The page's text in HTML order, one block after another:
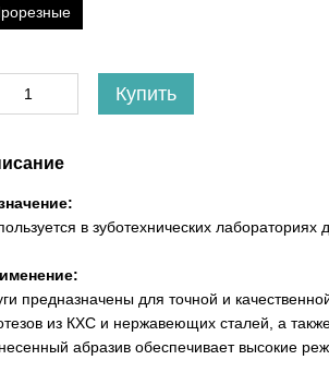
Купить
в зуботехнических
предназначены для точной и
из КХС и нержавеющих сталей, а
абразив обеспечивает высокие